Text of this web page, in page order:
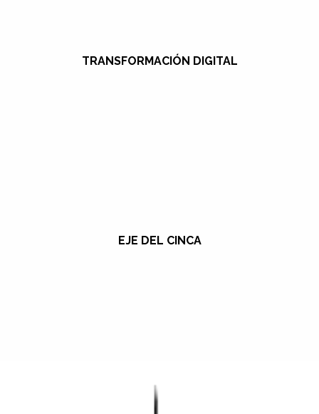
TRANSFORMACIÓN DIGITAL
EJE DEL CINCA